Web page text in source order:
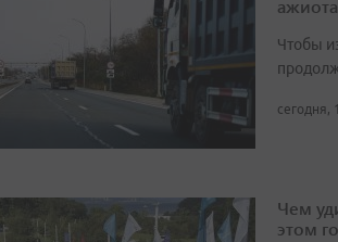
Чтобы
сегодня,
Чем
этом